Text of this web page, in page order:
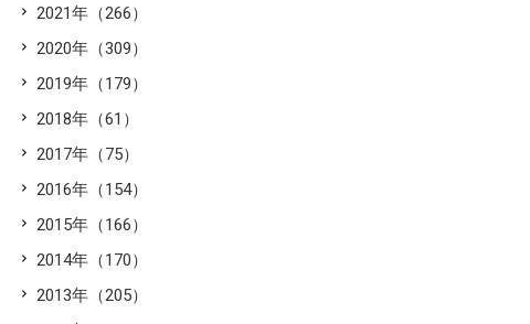
2021年（266）
2020年（309）
2019年（179）
2018年（61）
2017年（75）
2016年（154）
2015年（166）
2014年（170）
2013年（205）